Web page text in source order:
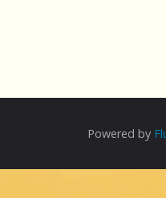
Powered by